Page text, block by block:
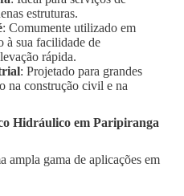
estruturas.
: Comumente utilizado em
à sua facilidade de
rápida.
: Projetado para grandes
na construção civil e na
Hidráulico em Paripiranga
ampla gama de aplicações em